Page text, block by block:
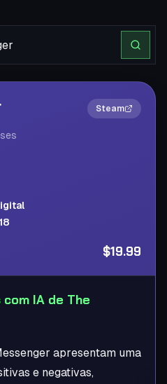
2×
Steam
$19.99
IA de The
apresentam uma
e negativas,